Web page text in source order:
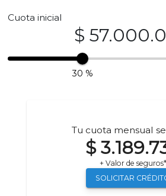
Cuota inicial
$
30 %
Tu cuota mensual
$
+ Valor de seguros*
SOLICITAR